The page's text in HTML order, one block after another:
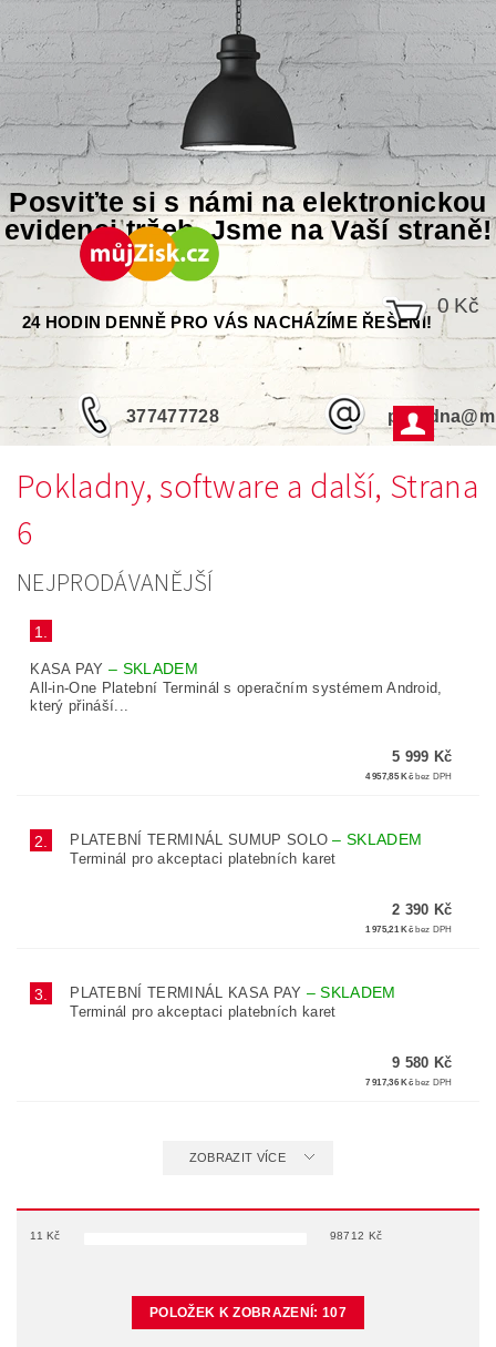
Posviťte si s námi na elektronickou
evidenci tržeb. Jsme na Vaší straně!
24 HODIN DENNĚ PRO VÁS NACHÁZÍME ŘEŠENÍ!
377477728
0 Kč
Pokladny, software a další, Strana
6
NEJPRODÁVANĚJŠÍ
1.
KASA PAY– SKLADEM
All-in-One Platební Terminál s operačním systémem Android,
který přináší...
5 999 Kč
4 957,85 Kč bez DPH
2. PLATEBNÍ TERMINÁL SUMUP SOLO–SKLADEM
Terminál pro akceptaci platebních karet
2 390 Kč
1 975,21 Kč bez DPH
3. PLATEBNÍ TERMINÁL KASA PAY –SKLADEM
Terminál pro akceptaci platebních karet
9 580 Kč
7 917,36 Kč bez DPH
ZOBRAZIT VÍCE
11 Kč 98712 Kč
POLOŽEK K ZOBRAZENÍ: 107